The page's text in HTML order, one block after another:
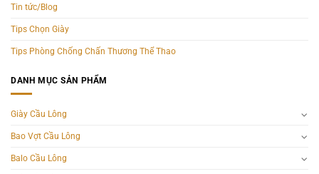
Tin tức/Blog
Tips Chọn Giày
Tips Phòng Chống Chấn Thương Thể Thao
DANH MỤC SẢN PHẨM
Giày Cầu Lông
Bao Vợt Cầu Lông
Balo Cầu Lông